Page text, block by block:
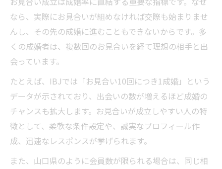
なら、実際にお見合いが組めなければ交際も始まりませ
んし、その先の成婚に進むこともできないからです。多
くの成婚者は、複数回のお見合いを経て理想の相手と出
会っています。
たとえば、IBJでは「お見合い10回につき1成婚」という
データが示されており、出会いの数が増えるほど成婚の
チャンスも拡大します。お見合いが成立しやすい人の特
徴として、柔軟な条件設定や、誠実なプロフィール作
成、迅速なレスポンスが挙げられます。
また、山口県のように会員数が限られる場合は、同じ相